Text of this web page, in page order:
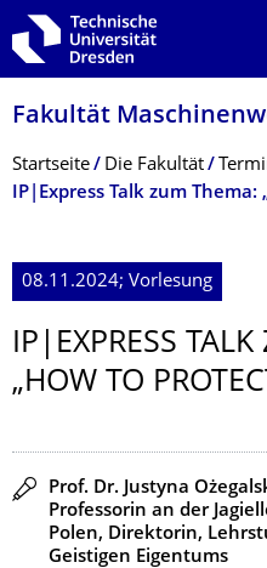
Zur Hauptnavigation springen
Zur Suche springen
Zum Inhalt springen
Fakultät
Breadcrumb-Menü
Startseite Die Fakultät
IP|Express Talk zum Thema:
08.11.2024; Vorlesung
IP|EXPRESS
„HOW TO
Redner
Prof. Dr. Justyna
Professorin an der
Polen, Direktorin,
Geistigen Eigentums